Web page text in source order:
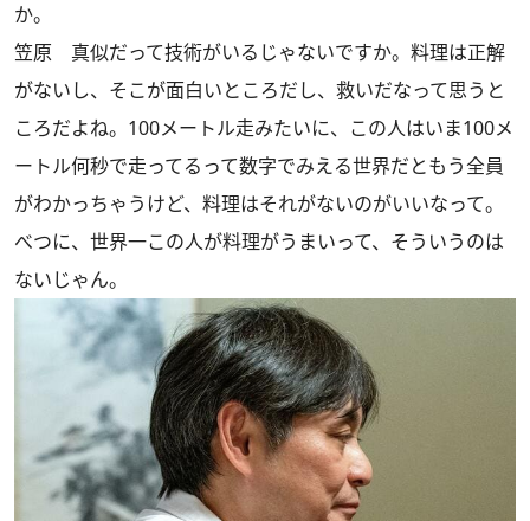
か。
笠原 真似だって技術がいるじゃないですか。料理は正解
がないし、そこが面白いところだし、救いだなって思うと
ころだよね。100メートル走みたいに、この人はいま100メ
ートル何秒で走ってるって数字でみえる世界だともう全員
がわかっちゃうけど、料理はそれがないのがいいなって。
べつに、世界一この人が料理がうまいって、そういうのは
ないじゃん。